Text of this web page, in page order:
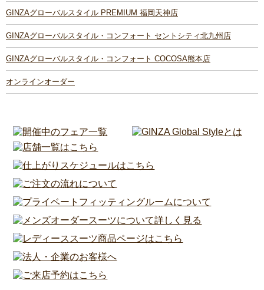
GINZAグローバルスタイル PREMIUM 福岡天神店
GINZAグローバルスタイル・コンフォート セントシティ北九州店
GINZAグローバルスタイル・コンフォート COCOSA熊本店
オンラインオーダー